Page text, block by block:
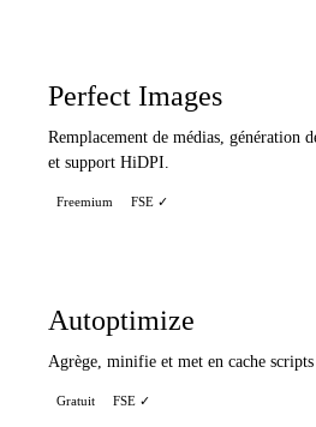
Perfect Images
Remplacement de médias, génération
et support HiDPI.
Freemium FSE ✓
Autoptimize
Agrège, minifie et met en cache scripts
Gratuit FSE ✓